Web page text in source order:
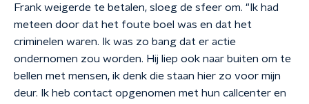
Frank weigerde te betalen, sloeg de sfeer om. "Ik had
meteen door dat het foute boel was en dat het
criminelen waren. Ik was zo bang dat er actie
ondernomen zou worden. Hij liep ook naar buiten om te
bellen met mensen, ik denk die staan hier zo voor mijn
deur. Ik heb contact opgenomen met hun callcenter en